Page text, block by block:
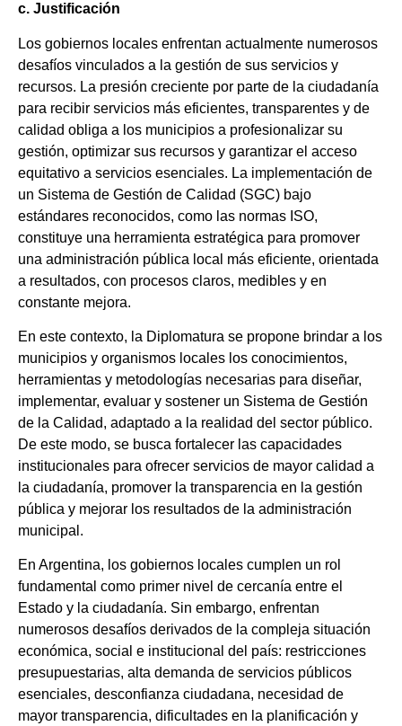
c. Justificación
Los gobiernos locales enfrentan actualmente numerosos
desafíos vinculados a la gestión de sus servicios y
recursos. La presión creciente por parte de la ciudadanía
para recibir servicios más eficientes, transparentes y de
calidad obliga a los municipios a profesionalizar su
gestión, optimizar sus recursos y garantizar el acceso
equitativo a servicios esenciales. La implementación de
un Sistema de Gestión de Calidad (SGC) bajo
estándares reconocidos, como las normas ISO,
constituye una herramienta estratégica para promover
una administración pública local más eficiente, orientada
a resultados, con procesos claros, medibles y en
constante mejora.
En este contexto, la Diplomatura se propone brindar a los
municipios y organismos locales los conocimientos,
herramientas y metodologías necesarias para diseñar,
implementar, evaluar y sostener un Sistema de Gestión
de la Calidad, adaptado a la realidad del sector público.
De este modo, se busca fortalecer las capacidades
institucionales para ofrecer servicios de mayor calidad a
la ciudadanía, promover la transparencia en la gestión
pública y mejorar los resultados de la administración
municipal.
En Argentina, los gobiernos locales cumplen un rol
fundamental como primer nivel de cercanía entre el
Estado y la ciudadanía. Sin embargo, enfrentan
numerosos desafíos derivados de la compleja situación
económica, social e institucional del país: restricciones
presupuestarias, alta demanda de servicios públicos
esenciales, desconfianza ciudadana, necesidad de
mayor transparencia, dificultades en la planificación y